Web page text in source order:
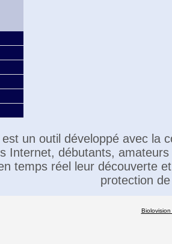
un outil développé avec la
Internet, débutants,
temps réel leur découverte
protection
Biolovision